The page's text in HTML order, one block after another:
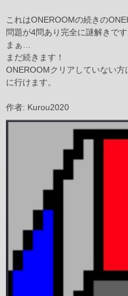
これはONEROOMの続きの
問題が4問あり完全に謎解きです
まぁ…
まだ続きます！
ONEROOMクリアしていない方
に行けます。
作者: Kurou2020